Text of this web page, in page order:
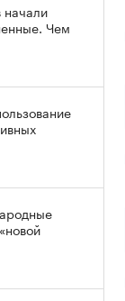
начали
Чем